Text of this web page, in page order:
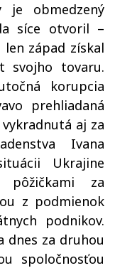
je obmedzený
síce otvoril –
západ získal
svojho tovaru.
korupcia
prehliadaná
aj za
Ivana
Ukrajine
za
z podmienok
podnikov.
dnes za druhou
spoločnosťou